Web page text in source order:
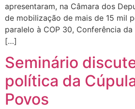
apresentaram, na Câmara dos
de mobilização de mais de 15 mil
paralelo à COP 30, Conferência
[…]
Seminário
política da
Povos